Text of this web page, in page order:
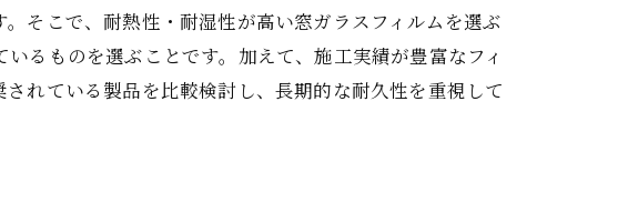
選択
用対効果
そこで、耐熱性・耐湿性が高い窓ガラスフィルムを選ぶ
るものを選ぶことです。加えて、施工実績が豊富なフィ
れている製品を比較検討し、長期的な耐久性を重視して